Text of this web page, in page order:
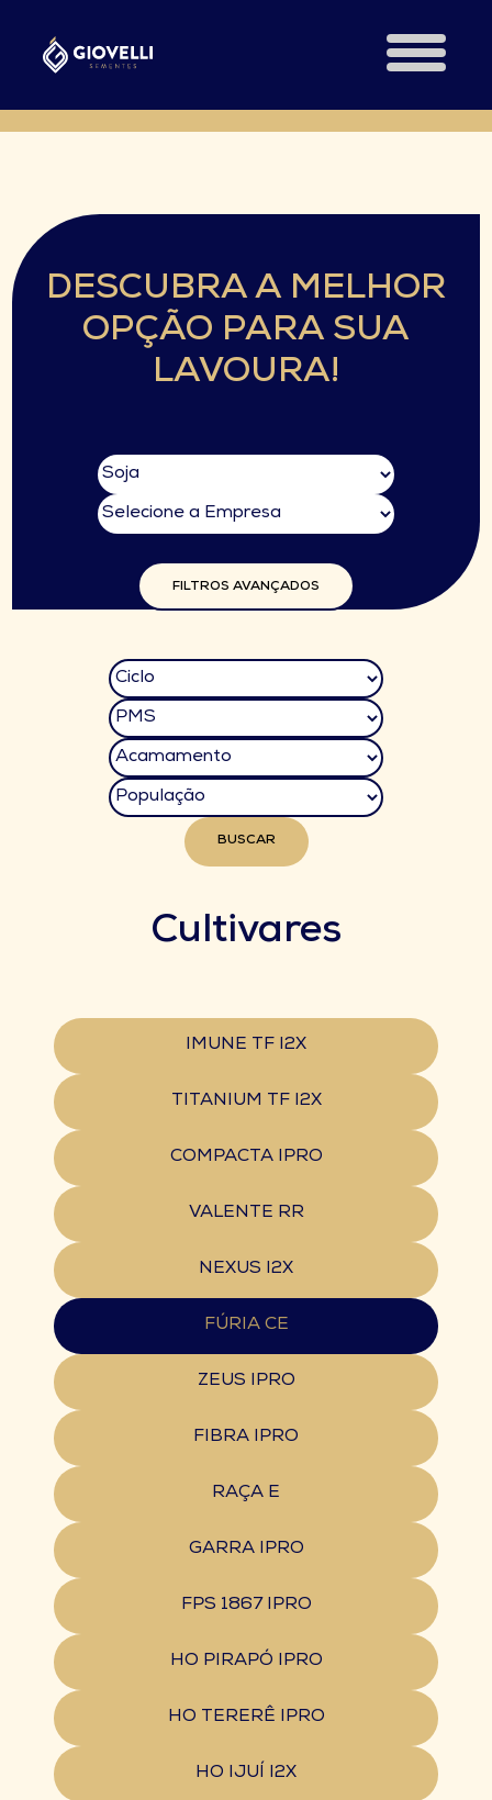
DESCUBRA A MELHOR
OPÇÃO PARA SUA
LAVOURA!
FILTROS AVANÇADOS
BUSCAR
Cultivares
IMUNE TF I2X
TITANIUM TF I2X
COMPACTA IPRO
VALENTE RR
NEXUS I2X
FÚRIA CE
ZEUS IPRO
FIBRA IPRO
RAÇA E
GARRA IPRO
FPS 1867 IPRO
HO PIRAPÓ IPRO
HO TERERÊ IPRO
HO IJUÍ I2X